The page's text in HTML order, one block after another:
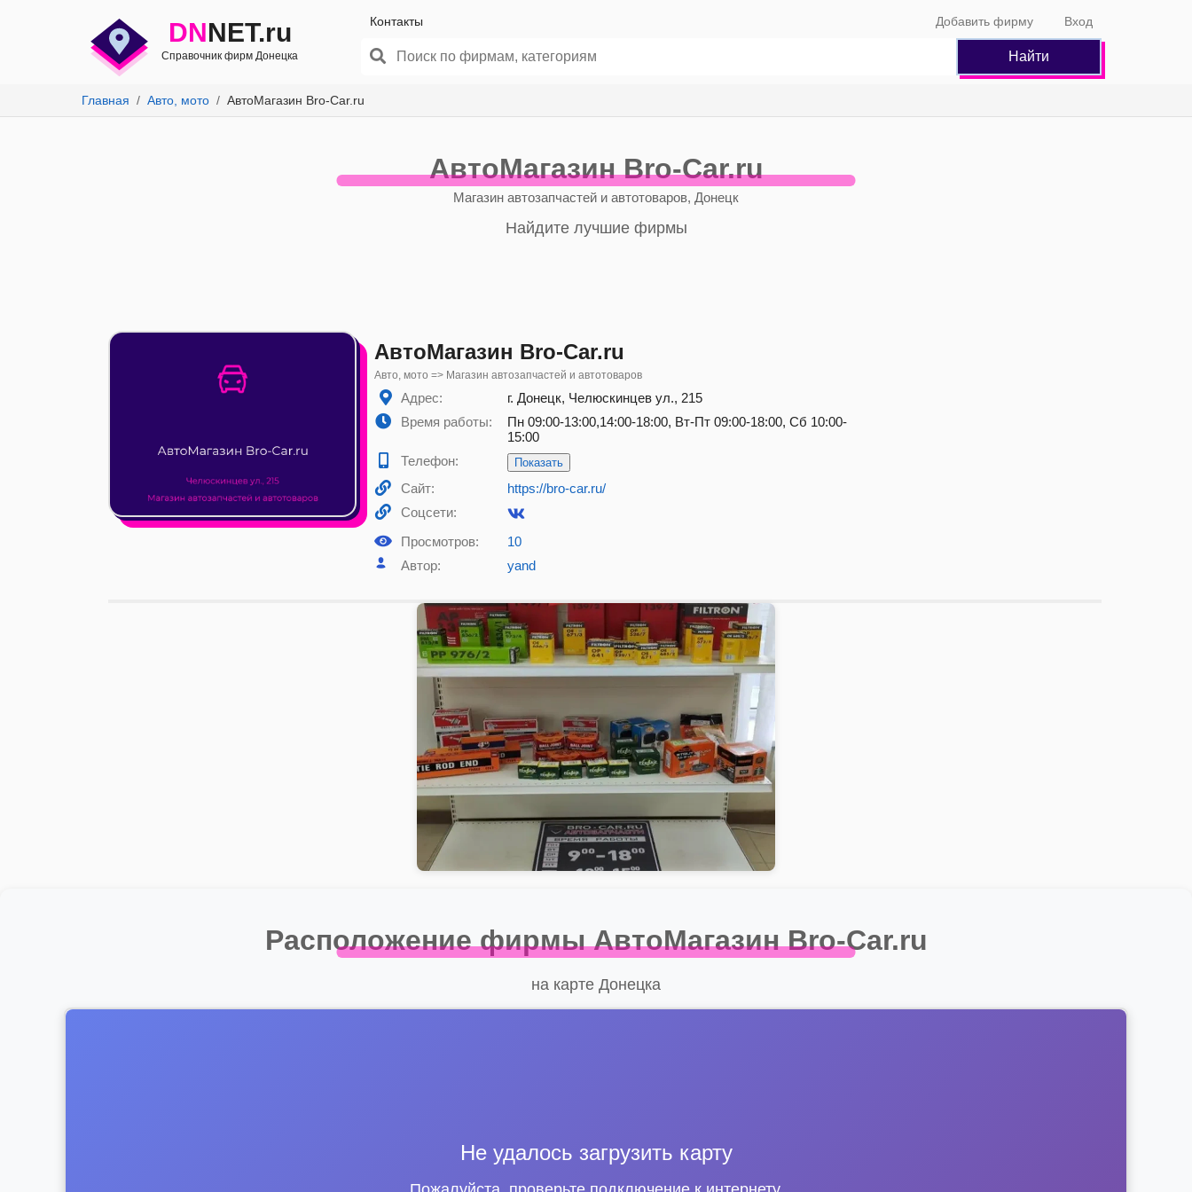
DNNET.ru
Справочник фирм Донецка
Контакты Добавить фирму Вход
Найти
Главная Авто, мото АвтоМагазин Bro-Car.ru
АвтоМагазин Bro-Car.ru
Магазин автозапчастей и автотоваров, Донецк
Найдите лучшие фирмы
АвтоМагазин Bro-Car.ru
Авто, мото => Магазин автозапчастей и автотоваров
Адрес:
г. Донецк, Челюскинцев ул., 215
Время работы:
Пн 09:00-13:00,14:00-18:00, Вт-Пт 09:00-18:00, Сб 10:00-
15:00
Телефон:
Показать
Сайт:
https://bro-car.ru/
Соцсети:
Просмотров:
10
Автор:
yand
Расположение фирмы АвтоМагазин Bro-Car.ru
на карте Донецка
Не удалось загрузить карту